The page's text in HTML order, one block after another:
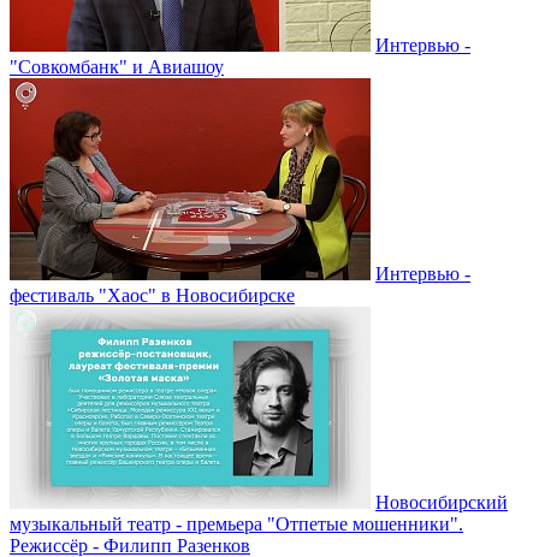
Интервью -
"Совкомбанк" и Авиашоу
Интервью -
фестиваль "Хаос" в Новосибирске
Новосибирский
музыкальный театр - премьера "Отпетые мошенники".
Режиссёр - Филипп Разенков